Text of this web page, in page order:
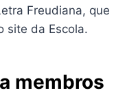
Freudiana, que
site da Escola.
membros